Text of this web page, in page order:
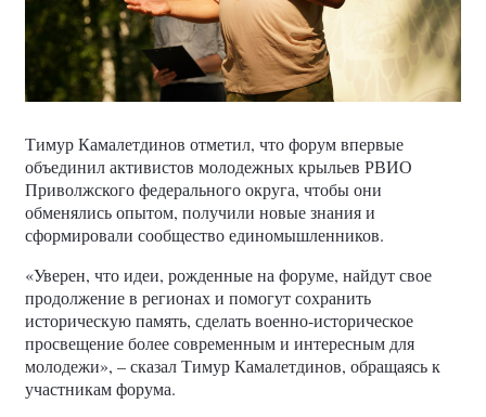
Тимур Камалетдинов отметил, что форум впервые
объединил активистов молодежных крыльев РВИО
Приволжского федерального округа, чтобы они
обменялись опытом, получили новые знания и
сформировали сообщество единомышленников.
«Уверен, что идеи, рожденные на форуме, найдут свое
продолжение в регионах и помогут сохранить
историческую память, сделать военно-историческое
просвещение более современным и интересным для
молодежи», – сказал Тимур Камалетдинов, обращаясь к
участникам форума.